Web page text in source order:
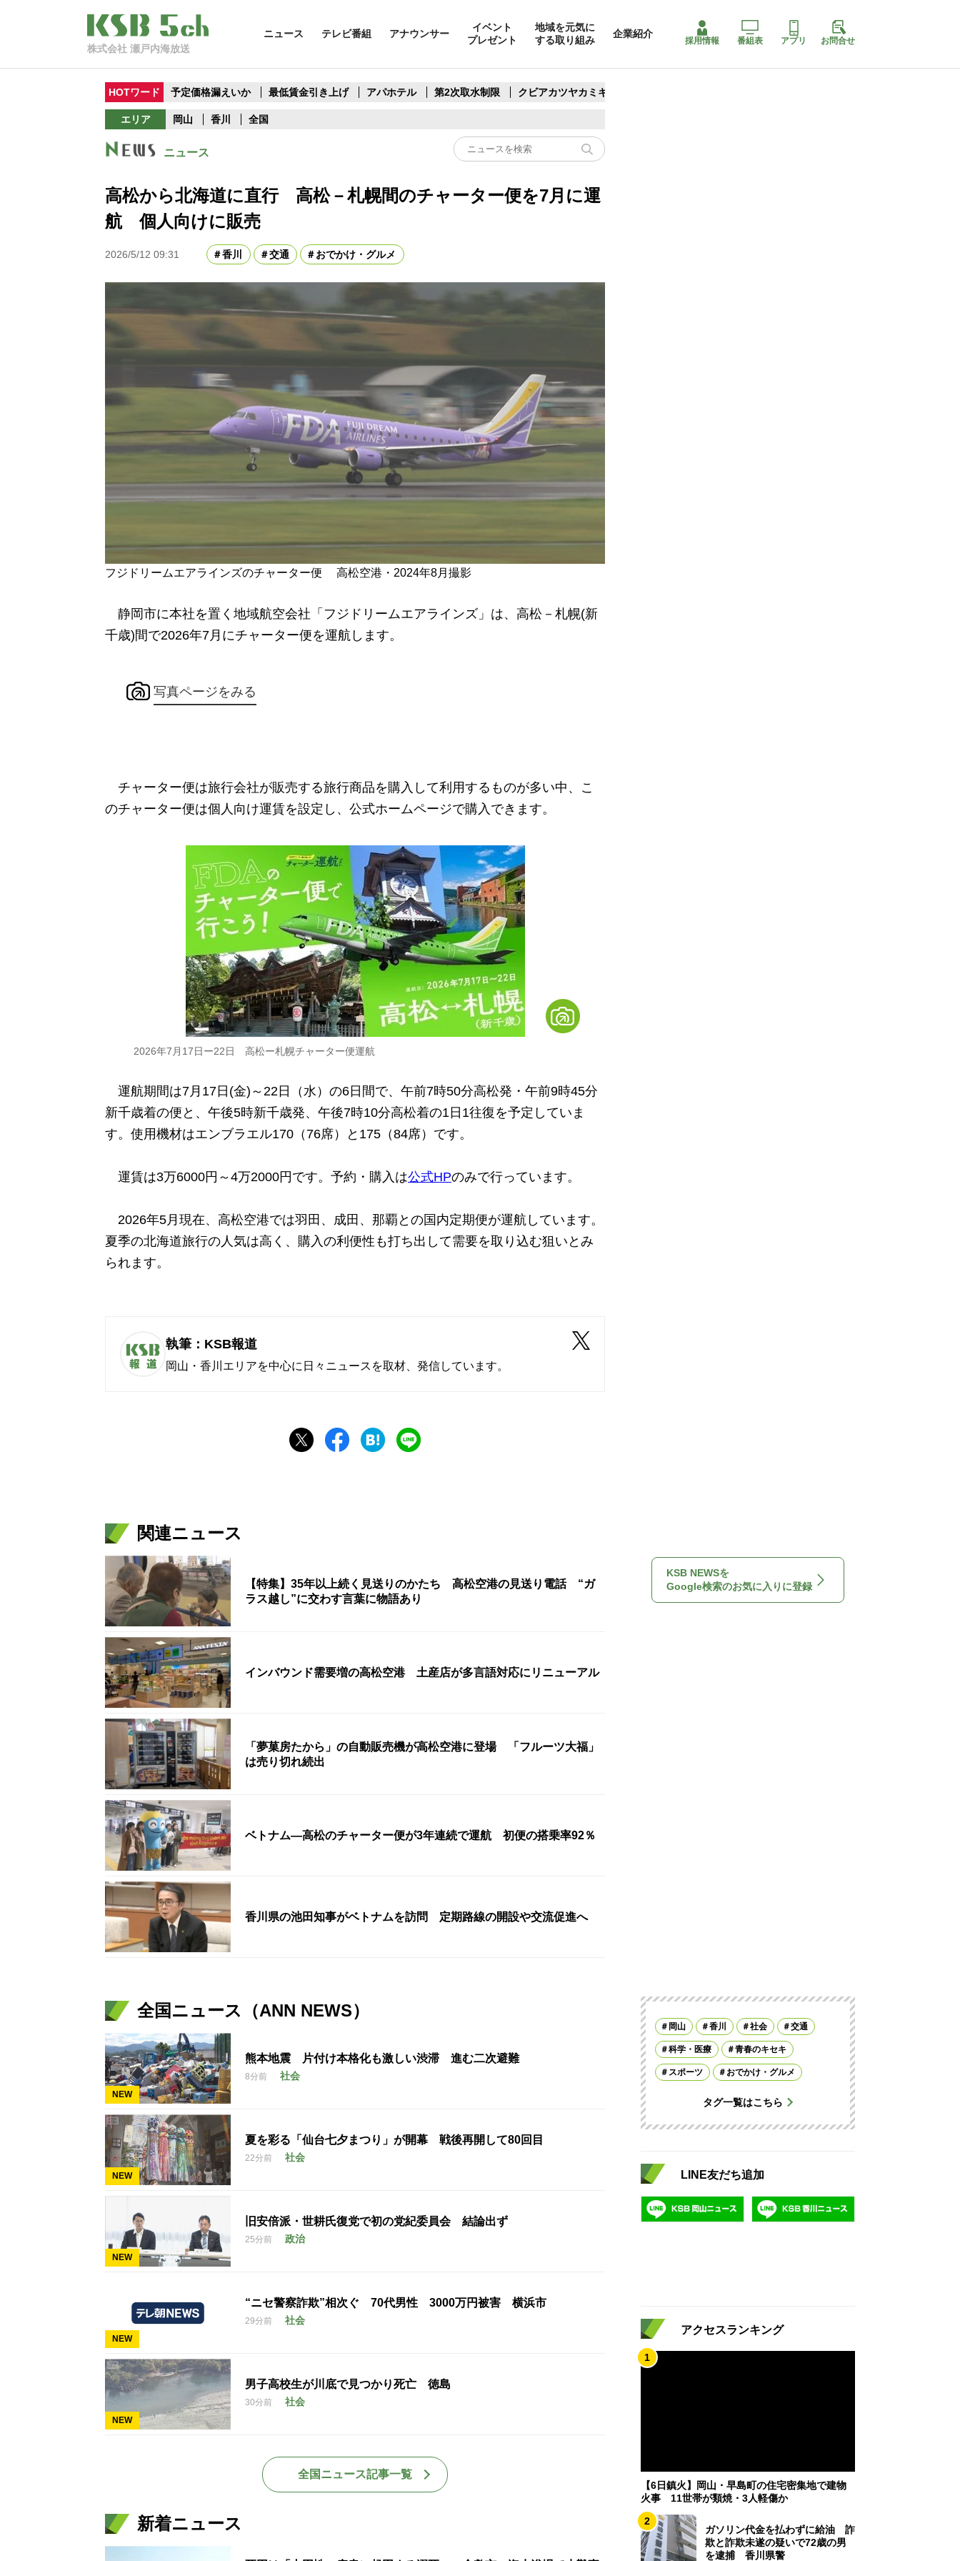
株式会社 瀬戸内海放送
ニュース テレビ番組 アナウンサー
イベント
プレゼント
地域を元気に
する取り組み
企業紹介
採用情報 番組表 アプリ お問合せ
HOTワード 予定価格漏えいか 最低賃金引き上げ アパホテル 第2次取水制限 クビアカツヤカミキリ
エリア 岡山 香川 全国
ニュース
高松から北海道に直行 高松－札幌間のチャーター便を7月に運
航 個人向けに販売
2026/5/12 09:31 香川 交通 おでかけ・グルメ
フジドリームエアラインズのチャーター便 高松空港・2024年8月撮影
静岡市に本社を置く地域航空会社「フジドリームエアラインズ」は、高松－札幌(新
千歳)間で2026年7月にチャーター便を運航します。
写真ページをみる
チャーター便は旅行会社が販売する旅行商品を購入して利用するものが多い中、こ
のチャーター便は個人向け運賃を設定し、公式ホームページで購入できます。
2026年7月17日ー22日 高松ー札幌チャーター便運航
運航期間は7月17日(金)～22日（水）の6日間で、午前7時50分高松発・午前9時45分
新千歳着の便と、午後5時新千歳発、午後7時10分高松着の1日1往復を予定していま
す。使用機材はエンブラエル170（76席）と175（84席）です。
運賃は3万6000円～4万2000円です。予約・購入は公式HPのみで行っています。
2026年5月現在、高松空港では羽田、成田、那覇との国内定期便が運航しています。
夏季の北海道旅行の人気は高く、購入の利便性も打ち出して需要を取り込む狙いとみ
られます。
執筆：KSB報道
岡山・香川エリアを中心に日々ニュースを取材、発信しています。
関連ニュース
【特集】35年以上続く見送りのかたち 高松空港の見送り電話 “ガ
ラス越し”に交わす言葉に物語あり
インバウンド需要増の高松空港 土産店が多言語対応にリニューアル
「夢菓房たから」の自動販売機が高松空港に登場 「フルーツ大福」
は売り切れ続出
ベトナム―高松のチャーター便が3年連続で運航 初便の搭乗率92％
香川県の池田知事がベトナムを訪問 定期路線の開設や交流促進へ
全国ニュース（ANN NEWS）
NEW
熊本地震 片付け本格化も激しい渋滞 進む二次避難
8分前 社会
NEW
夏を彩る「仙台七夕まつり」が開幕 戦後再開して80回目
22分前 社会
NEW
旧安倍派・世耕氏復党で初の党紀委員会 結論出ず
25分前 政治
NEW
“ニセ警察詐欺”相次ぐ 70代男性 3000万円被害 横浜市
29分前 社会
NEW
男子高校生が川底で見つかり死亡 徳島
30分前 社会
全国ニュース記事一覧
新着ニュース
KSB NEWSを
Google検索のお気に入りに登録
岡山 香川 社会 交通
科学・医療 青春のキセキ
スポーツ おでかけ・グルメ
タグ一覧はこちら
LINE友だち追加
アクセスランキング
1
【6日鎮火】岡山・早島町の住宅密集地で建物
火事 11世帯が類焼・3人軽傷か
2
ガソリン代金を払わずに給油 詐
欺と詐欺未遂の疑いで72歳の男
を逮捕 香川県警